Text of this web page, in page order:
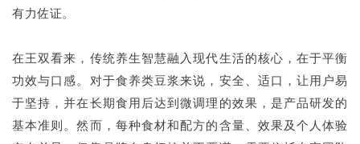
有力佐证。
在王双看来，传统养生智慧融入现代生活的核心，在于平衡
功效与口感。对于食养类豆浆来说，安全、适口，让用户易
于坚持，并在长期食用后达到微调理的效果，是产品研发的
基本准则。然而，每种食材和配方的含量、效果及个人体验